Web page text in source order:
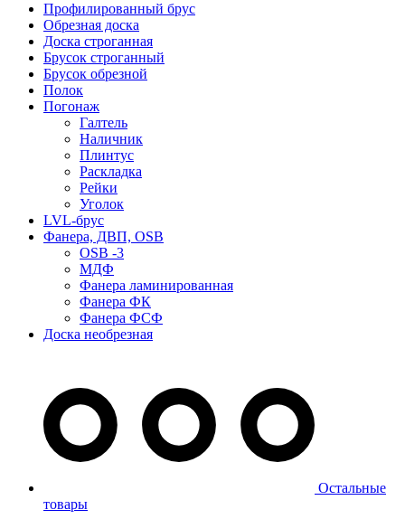
Профилированный брус
Обрезная доска
Доска строганная
Брусок строганный
Брусок обрезной
Полок
Погонаж
Галтель
Наличник
Плинтус
Раскладка
Рейки
Уголок
LVL-брус
Фанера, ДВП, OSB
OSB -3
МДФ
Фанера ламинированная
Фанера ФК
Фанера ФСФ
Доска необрезная
Остальные
товары